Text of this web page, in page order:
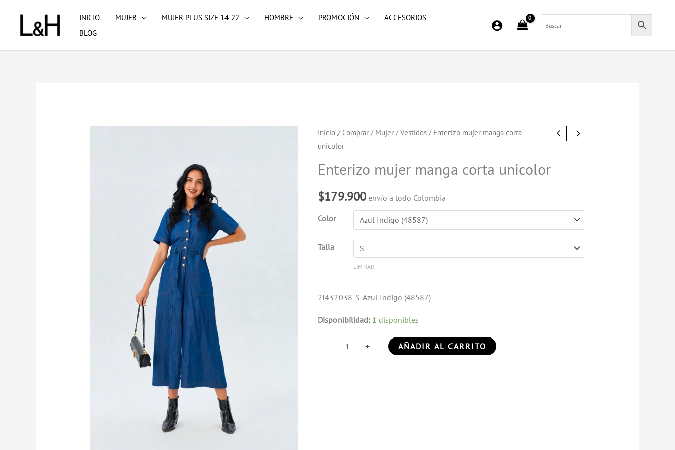
contenido
INICIO MUJER MUJER PLUS SIZE 14-22 HOMBRE PROMOCIÓN
ACCESORIOS
BLOG
Inicio/ Comprar/ Mujer/Vestidos/ Enterizo mujer manga corta
unicolor
Enterizo mujer manga corta unicolor
$179.900 envío a todo Colombia
Color
Talla
LIMPIAR
2J432038-S-Azul Indigo (48587)
Disponibilidad: 1 disponibles
-
Enterizo
mujer
corta
unicolor
cantidad
+ AÑADIR AL CARRITO